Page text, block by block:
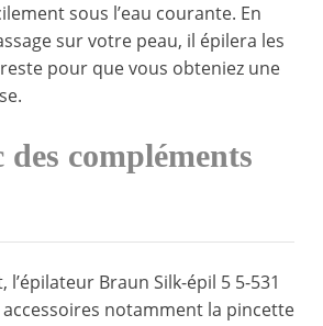
sous l’eau courante. En
sur votre peau, il épilera les
pour que vous obteniez une
compléments
l’épilateur Braun Silk-épil 5 5-531
accessoires notamment la pincette